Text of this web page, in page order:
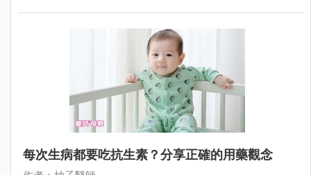
每次生病都要吃抗生素？分享正確的用藥觀念